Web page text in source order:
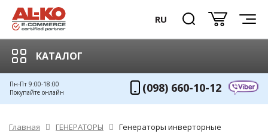
RU
КАТАЛОГ
Пн-Пт 9:00-18:00
Покупайте онлайн
(098) 660-10-12
Главная ГЕНЕРАТОРЫ Генераторы инверторные